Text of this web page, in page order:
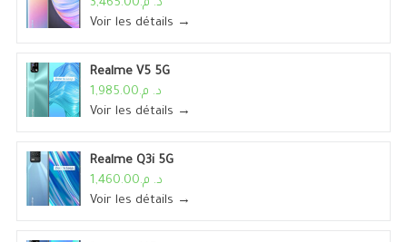
د. م.3,465.00
Voir les détails →
Realme V5 5G
د. م.1,985.00
Voir les détails →
Realme Q3i 5G
د. م.1,460.00
Voir les détails →